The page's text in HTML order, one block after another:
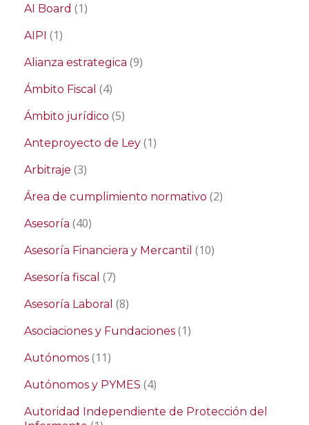
AI Board (1)
AIPI (1)
Alianza estrategica (9)
Ámbito Fiscal (4)
Ámbito jurídico (5)
Anteproyecto de Ley (1)
Arbitraje (3)
Área de cumplimiento normativo (2)
Asesoría (40)
Asesoría Financiera y Mercantil (10)
Asesoría fiscal (7)
Asesoría Laboral (8)
Asociaciones y Fundaciones (1)
Autónomos (11)
Autónomos y PYMES (4)
Autoridad Independiente de Protección del